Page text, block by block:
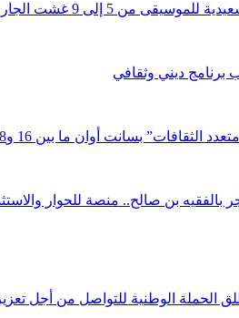
من 5 إلى 9 غشت الجاري
برنامج ديني وثقافي
الثقافات” بسانت أوان ما بين 16 و18…
بالفقيه بن صالح.. منصة للحوار
الحملة الوطنية للتواصل من أجل